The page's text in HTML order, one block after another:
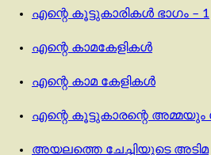
എന്റെ കൂട്ടുകാരികൾ ഭാഗം – 1
എന്റെ കാമകേളികൾ
എന്റെ കാമ കേളികൾ
എന്റെ കൂട്ടുകാരന്റെ അമ്മയും
അയലത്തെ ചേച്ചിയുടെ അടിമ